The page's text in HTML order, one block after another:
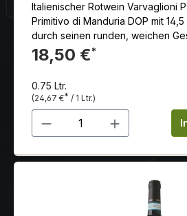
Italienischer Rotwein Varvaglioni
Primitivo di Manduria DOP mit
durch seinen runden, weichen
Konfitüre und Beeren erinnert.
Struktur spiegelt perfekt sein
Eleganz.
18,50 €*
0.75 Ltr.
(24,67 €* / 1 Ltr.)
Produkt Anzahl: